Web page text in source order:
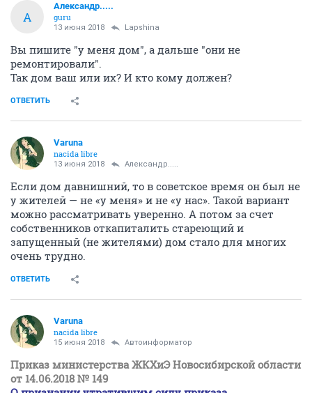
А
Александр.....
guru
13 июня 2018 Lapshina
Вы пишите "у меня дом", а дальше "они не
ремонтировали".
Так дом ваш или их? И кто кому должен?
ОТВЕТИТЬ
Varuna
nacida libre
13 июня 2018 Александр.....
Если дом давнишний, то в советское время он был не
у жителей — не «у меня» и не «у нас». Такой вариант
можно рассматривать уверенно. А потом за счет
собственников откапиталить стареющий и
запущенный (не жителями) дом стало для многих
очень трудно.
ОТВЕТИТЬ
Varuna
nacida libre
15 июня 2018 Автоинформатор
Приказ министерства ЖКХиЭ Новосибирской области
от 14.06.2018 № 149